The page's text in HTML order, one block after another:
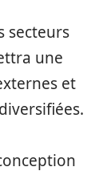
secteurs
une
et